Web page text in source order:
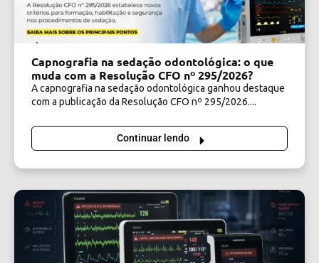
Capnografia na sedação odontológica: o que
muda com a Resolução CFO nº 295/2026?
A capnografia na sedação odontológica ganhou destaque
com a publicação da Resolução CFO nº 295/2026....
Continuar lendo